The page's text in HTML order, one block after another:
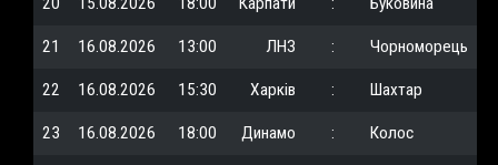
21 16.08.2026 13:00 ЛНЗ : Чорноморець
22 16.08.2026 15:30 Харків : Шахтар
23 16.08.2026 18:00 Динамо : Колос